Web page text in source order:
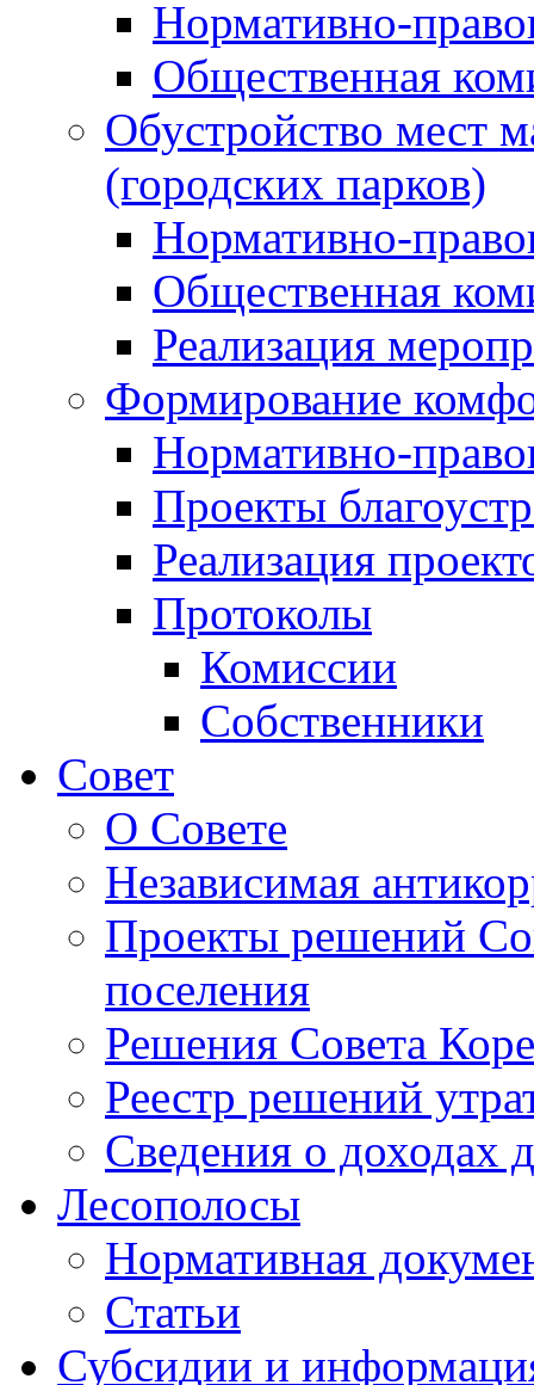
Нормативно-
Общественная
Обустройство мест
(городских парков)
Нормативно-
Общественная
Реализация
Формирование
Нормативно-
Проекты
Реализация
Протоколы
Комиссии
Собственники
Совет
О Совете
Независимая
Проекты решений
поселения
Решения Совета
Реестр решений
Сведения о доходах
Лесополосы
Нормативная
Статьи
Субсидии и